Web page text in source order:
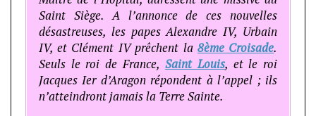
Saint Siège. A l’annonce de ces nouvelles
désastreuses, les papes Alexandre IV, Urbain
IV, et Clément IV prêchent la 8ème Croisade.
Seuls le roi de France, Saint Louis, et le roi
Jacques Ier d’Aragon répondent à l’appel ; ils
n’atteindront jamais la Terre Sainte.